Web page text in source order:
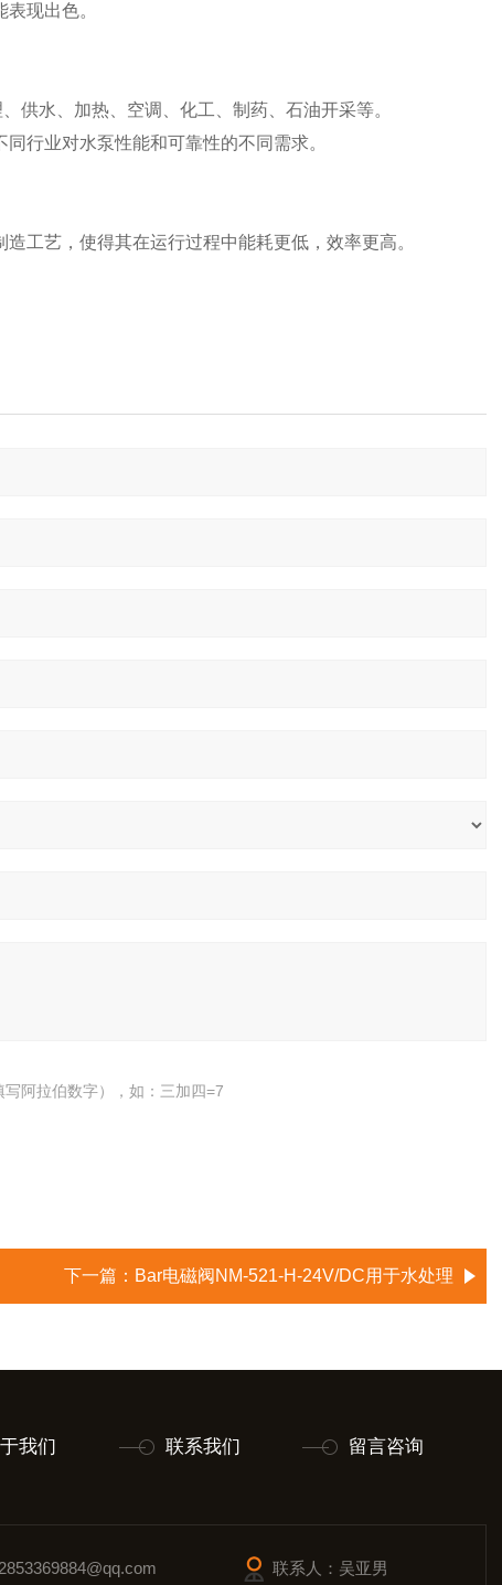
现出色。
供水、加热、空调、化工、制药、石油开采等。
行业对水泵性能和可靠性的不同需求。
工艺，使得其在运行过程中能耗更低，效率更高。
阿拉伯数字），如：三加四=7
下一篇： Bar电磁阀NM-521-H-24V/DC用于水处理
我们 联系我们 留言咨询
联系人：吴亚男